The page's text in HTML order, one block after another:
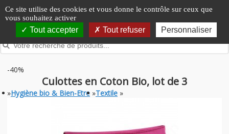
Panneau de gestion des cookies
Ce site utilise des cookies et vous donne le contrôle sur ceux que
vous souhaitez activer
Tout accepter Tout refuser Personnaliser
-40%
Culottes en Coton Bio, lot de 3
»Hygiène bio & Bien-Etre »Textile »